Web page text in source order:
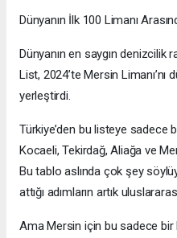
Dünyanın İlk 100 Limanı
Dünyanın en saygın denizcilik
List, 2024’te Mersin Limanı’nı
yerleştirdi.
Türkiye’den bu listeye sadece
Kocaeli, Tekirdağ, Aliağa ve
Bu tablo aslında çok şey
attığı adımların artık
Ama Mersin için bu sadece bir